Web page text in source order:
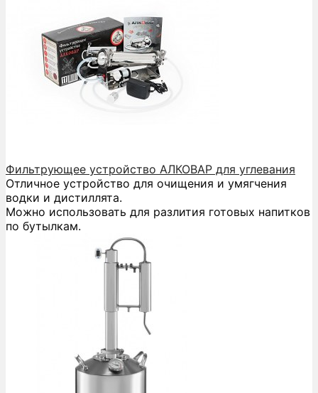
Фильтрующее устройство АЛКОВАР для углевания
Отличное устройство для очищения и умягчения
водки и дистиллята.
Можно использовать для разлития готовых напитков
по бутылкам.